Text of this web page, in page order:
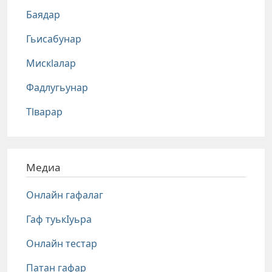
Баядар
Гьисабунар
Мискlалар
Фадлугьунар
Тlварар
Медиа
Онлайн гафалаг
Гаф туькIуьра
Онлайн тестар
Патан гафар